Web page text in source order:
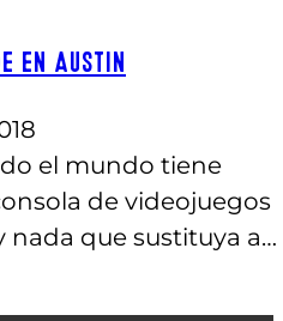
en Austin
el mundo tiene
de videojuegos
nada que sustituya a…